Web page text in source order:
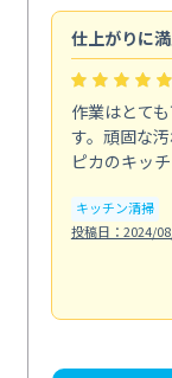
仕上がりに
作業はとて
す。頑固な
ピカのキッ
キッチン清掃
投稿日：2024/